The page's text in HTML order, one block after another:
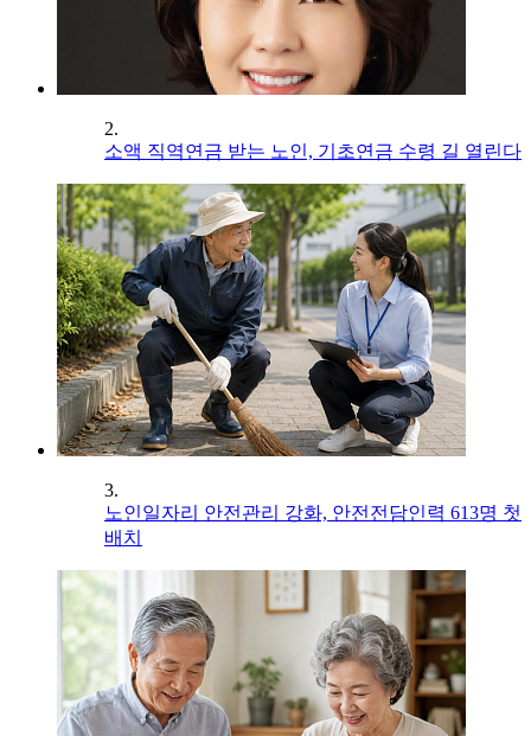
2.
소액 직역연금 받는 노인, 기초연금 수령 길 열린다
3.
노인일자리 안전관리 강화, 안전전담인력 613명 첫
배치